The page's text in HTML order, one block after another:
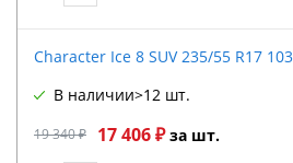
Character Ice 8 SUV 235/55 R17
19 340 ₽ 17 406 ₽за шт.
В наличии>12 шт.